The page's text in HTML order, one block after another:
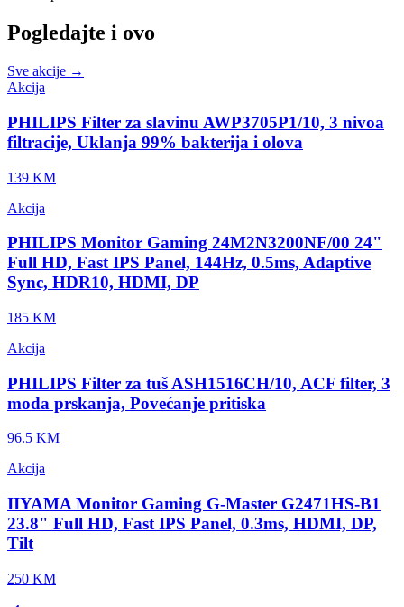
Pogledajte i ovo
Sve akcije →
Akcija
PHILIPS Filter za slavinu AWP3705P1/10, 3 nivoa
filtracije, Uklanja 99% bakterija i olova
139 KM
Akcija
PHILIPS Monitor Gaming 24M2N3200NF/00 24"
Full HD, Fast IPS Panel, 144Hz, 0.5ms, Adaptive
Sync, HDR10, HDMI, DP
185 KM
Akcija
PHILIPS Filter za tuš ASH1516CH/10, ACF filter, 3
moda prskanja, Povećanje pritiska
96.5 KM
Akcija
IIYAMA Monitor Gaming G-Master G2471HS-B1
23.8" Full HD, Fast IPS Panel, 0.3ms, HDMI, DP,
Tilt
250 KM